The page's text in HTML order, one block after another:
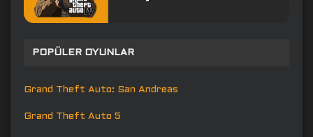
POPÜLER OYUNLAR
Grand Theft Auto: San Andreas
Grand Theft Auto 5